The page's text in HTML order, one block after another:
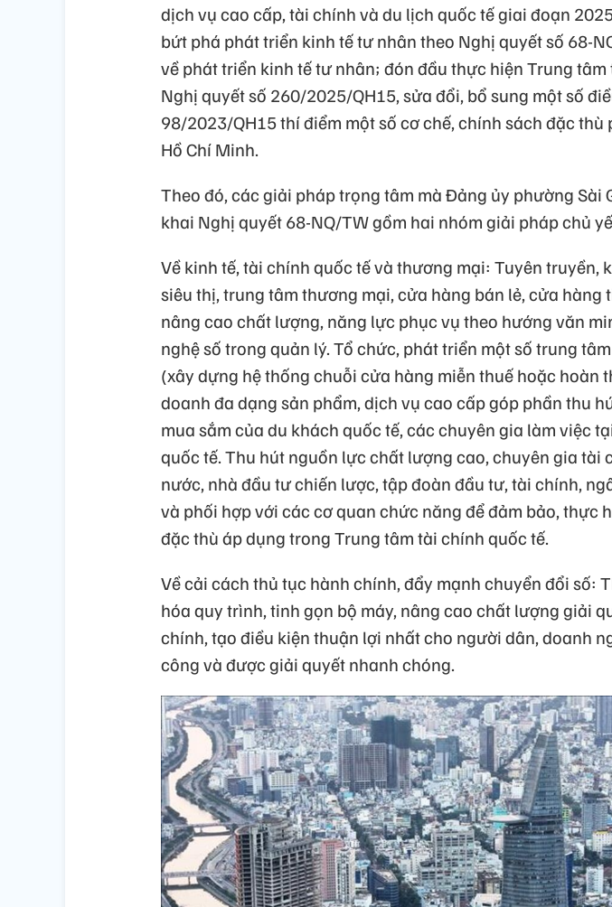
dịch vụ cao cấp, tài chính và du lịch quốc tế giai đoạn
bứt phá phát triển kinh tế tư nhân theo Nghị quyết số 68-
về phát triển kinh tế tư nhân; đón đầu thực hiện Trung
Nghị quyết số 260/2025/QH15, sửa đổi, bổ sung một số
98/2023/QH15 thí điểm một số cơ chế, chính sách đặc
Hồ Chí Minh.
Theo đó, các giải pháp trọng tâm mà Đảng ủy phường Sài
khai Nghị quyết 68-NQ/TW gồm hai nhóm giải pháp chủ
Về kinh tế, tài chính quốc tế và thương mại: Tuyên truyền,
siêu thị, trung tâm thương mại, cửa hàng bán lẻ, cửa hàng
nâng cao chất lượng, năng lực phục vụ theo hướng văn
nghệ số trong quản lý. Tổ chức, phát triển một số trung
(xây dựng hệ thống chuỗi cửa hàng miễn thuế hoặc hoàn
doanh đa dạng sản phẩm, dịch vụ cao cấp góp phần thu
mua sắm của du khách quốc tế, các chuyên gia làm việc
quốc tế. Thu hút nguồn lực chất lượng cao, chuyên gia tài
nước, nhà đầu tư chiến lược, tập đoàn đầu tư, tài chính,
và phối hợp với các cơ quan chức năng để đảm bảo, thực
đặc thù áp dụng trong Trung tâm tài chính quốc tế.
Về cải cách thủ tục hành chính, đẩy mạnh chuyển đổi số:
hóa quy trình, tinh gọn bộ máy, nâng cao chất lượng giải
chính, tạo điều kiện thuận lợi nhất cho người dân, doanh
công và được giải quyết nhanh chóng.